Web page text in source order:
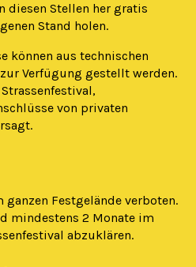
diesen Stellen her gratis
Stand holen.
können aus technischen
Verfügung gestellt werden.
von privaten
ganzen Festgelände verboten.
mindestens 2 Monate im
abzuklären.